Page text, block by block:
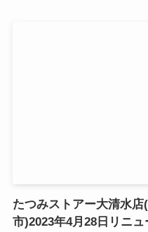
たつみストアー大清水
市)2023年4月28日リニ